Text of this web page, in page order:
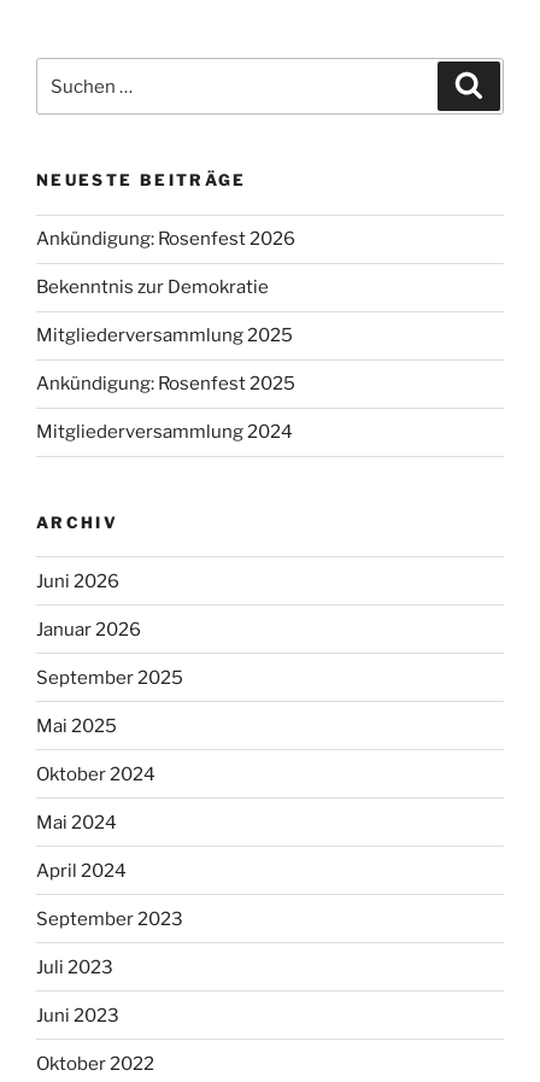
nach:
NEUESTE BEITRÄGE
Ankündigung: Rosenfest 2026
Bekenntnis zur Demokratie
Mitgliederversammlung 2025
Ankündigung: Rosenfest 2025
Mitgliederversammlung 2024
ARCHIV
Juni 2026
Januar 2026
September 2025
Mai 2025
Oktober 2024
Mai 2024
April 2024
September 2023
Juli 2023
Juni 2023
Oktober 2022